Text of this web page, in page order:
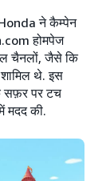
ने कैम्पेन
होमपेज
चैनलों, जैसे कि
थे. इस
सफ़र पर टच
मदद की.